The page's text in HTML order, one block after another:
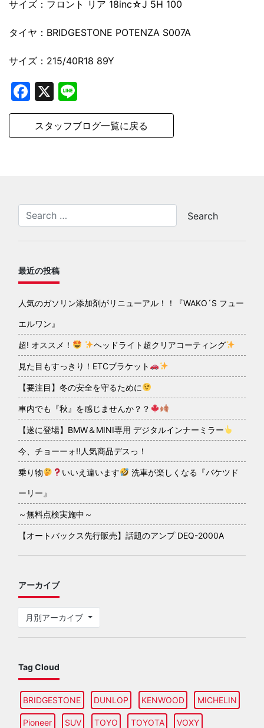
サイズ：フロント リア 18inc☆J 5H 100
タイヤ：BRIDGESTONE POTENZA S007A
サイズ：215/40R18 89Y
Facebook
X
スタッフブログ一覧に戻る
最近の投稿
人気のガソリン添加剤がリニューアル！！『WAKO´S フュー
エルワン』
超! オススメ！ ヘッドライト超クリアコーティング
見た目もすっきり！ETCブラケット
【要注目】冬の安全を守るために
車内でも『秋』を感じませんか？？
【遂に登場】BMW＆MINI専用 デジタルインナーミラー
今、チョーーォ!!人気商品デスっ！
乗り物 いいえ違います 洗車が楽しくなる『バケツド
ーリー』
～無料点検実施中～
【オートバックス先行販売】話題のアンプ DEQ-2000A
アーカイブ
月別アーカイブ
Tag Cloud
BRIDGESTONE DUNLOP KENWOOD MICHELIN
Pioneer SUV TOYO TOYOTA VOXY